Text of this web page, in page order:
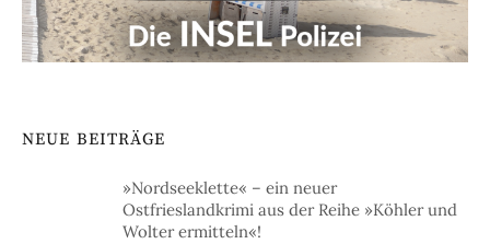
NEUE BEITRÄGE
»Nordseeklette« – ein neuer
Ostfrieslandkrimi aus der Reihe »Köhler und
Wolter ermitteln«!